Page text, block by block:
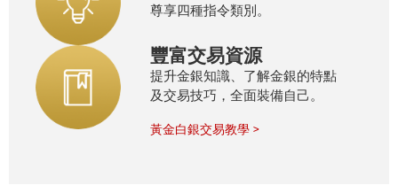
尊享四種指令類別。
豐富交易資源
提升金銀知識、了解金銀的特點
及交易技巧，全面裝備自己。
黃金白銀交易教學 >